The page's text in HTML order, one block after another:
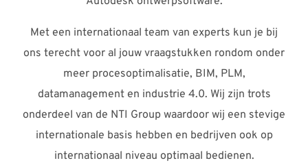
ons terecht voor al jouw vraagstukken rondom onder
meer procesoptimalisatie, BIM, PLM,
datamanagement en industrie 4.0. Wij zijn trots
onderdeel van de NTI Group waardoor wij een stevige
internationale basis hebben en bedrijven ook op
internationaal niveau optimaal bedienen.
Onze eigen software